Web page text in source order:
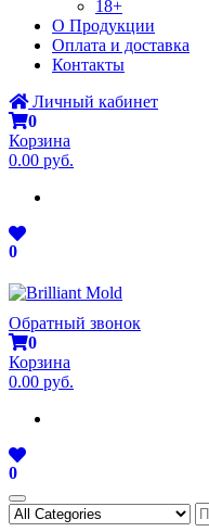
18+
О Продукции
Оплата и доставка
Контакты
Личный кабинет
0
Корзина
0.00 руб.
0
Обратный звонок
0
Корзина
0.00 руб.
0